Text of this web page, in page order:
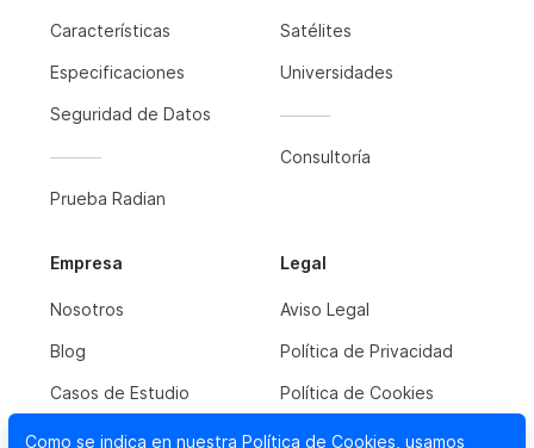
Características
Especificaciones
Seguridad de Datos
Prueba Radian
Satélites
Universidades
Consultoría
Empresa
Nosotros
Blog
Casos de Estudio
Legal
Aviso Legal
Política de Privacidad
Política de Cookies
Como se indica en nuestra Política de Cookies , usamos